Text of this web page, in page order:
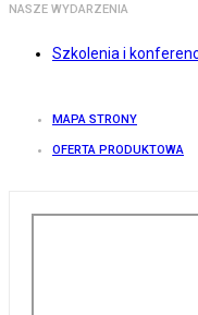
NASZE WYDARZENIA
Szkolenia i
MAPA STRONY
OFERTA PRODUKTOWA